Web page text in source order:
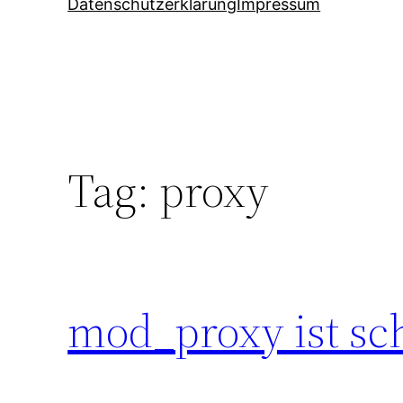
Datenschutzerklärung Impressum
Tag: proxy
mod_proxy ist